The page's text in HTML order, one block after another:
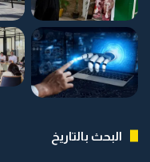
البحث بالتاريخ